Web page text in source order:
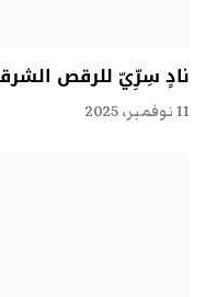
نادٍ سِرِّيّ للرقص
11 نوفمبر، 2025